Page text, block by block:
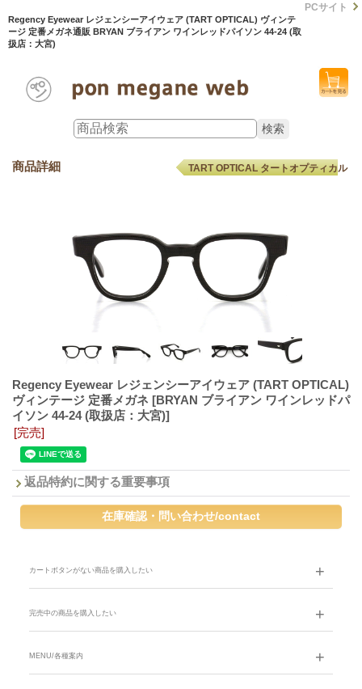
Regency Eyewear レジェンシーアイウェア (TART OPTICAL) ヴィンテ
ージ 定番メガネ通販 BRYAN ブライアン ワインレッドパイソン 44-24 (取
扱店：大宮)
PCサイト
商品詳細 TART OPTICAL タートオプティカル
Regency Eyewear レジェンシーアイウェア (TART OPTICAL)
ヴィンテージ 定番メガネ [BRYAN ブライアン ワインレッドパ
イソン 44-24 (取扱店：大宮)]
[完売]
返品特約に関する重要事項
カートボタンがない商品を購入したい
完売中の商品を購入したい
MENU/各種案内